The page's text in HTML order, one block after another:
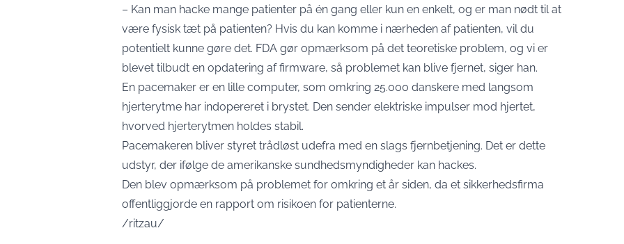
– Kan man hacke mange patienter på én gang eller kun en enkelt, og er man nødt til at
være fysisk tæt på patienten? Hvis du kan komme i nærheden af patienten, vil du
potentielt kunne gøre det. FDA gør opmærksom på det teoretiske problem, og vi er
blevet tilbudt en opdatering af firmware, så problemet kan blive fjernet, siger han.
En pacemaker er en lille computer, som omkring 25.000 danskere med langsom
hjerterytme har indopereret i brystet. Den sender elektriske impulser mod hjertet,
hvorved hjerterytmen holdes stabil.
Pacemakeren bliver styret trådløst udefra med en slags fjernbetjening. Det er dette
udstyr, der ifølge de amerikanske sundhedsmyndigheder kan hackes.
Den blev opmærksom på problemet for omkring et år siden, da et sikkerhedsfirma
offentliggjorde en rapport om risikoen for patienterne.
/ritzau/